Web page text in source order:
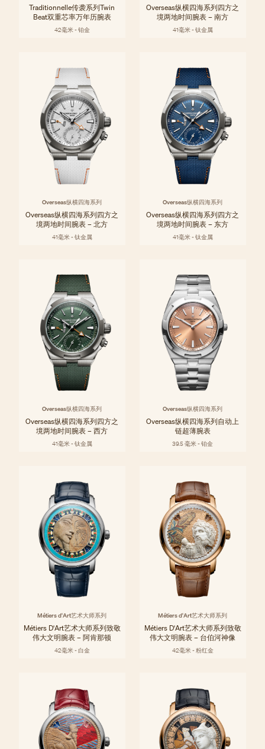
Traditionnelle传袭系列Twin
Beat双重芯率万年历腕表
42毫米 - 铂金
Overseas纵横四海系列四方之
境两地时间腕表 – 南方
41毫米 - 钛金属
Overseas纵横四海系列
Overseas纵横四海系列四方之
境两地时间腕表 – 北方
41毫米 - 钛金属
Overseas纵横四海系列
Overseas纵横四海系列四方之
境两地时间腕表 – 东方
41毫米 - 钛金属
Overseas纵横四海系列
Overseas纵横四海系列四方之
境两地时间腕表 – 西方
41毫米 - 钛金属
Overseas纵横四海系列
Overseas纵横四海系列自动上
链超薄腕表
39.5 毫米 - 铂金
Métiers d'Art艺术大师系列
Métiers D'Art艺术大师系列致敬
伟大文明腕表 – 阿肯那顿
42毫米 - 白金
Métiers d'Art艺术大师系列
Métiers D'Art艺术大师系列致敬
伟大文明腕表 – 台伯河神像
42毫米 - 粉红金